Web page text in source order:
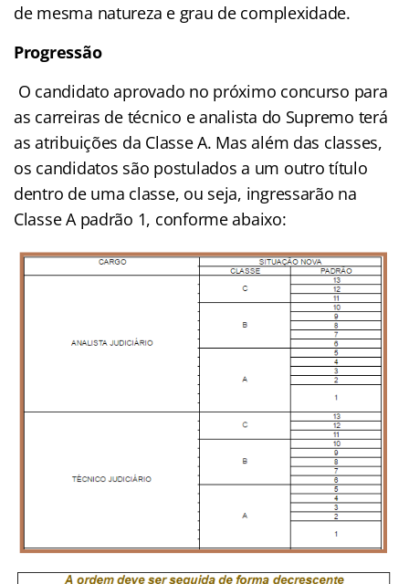
de mesma natureza e grau de complexidade.
Progressão
O candidato aprovado no próximo concurso para
as carreiras de técnico e analista do Supremo terá
as atribuições da Classe A. Mas além das classes,
os candidatos são postulados a um outro título
dentro de uma classe, ou seja, ingressarão na
Classe A padrão 1, conforme abaixo: